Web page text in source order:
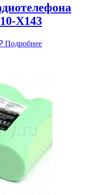
X143
Текущая
цена:
Подробнее